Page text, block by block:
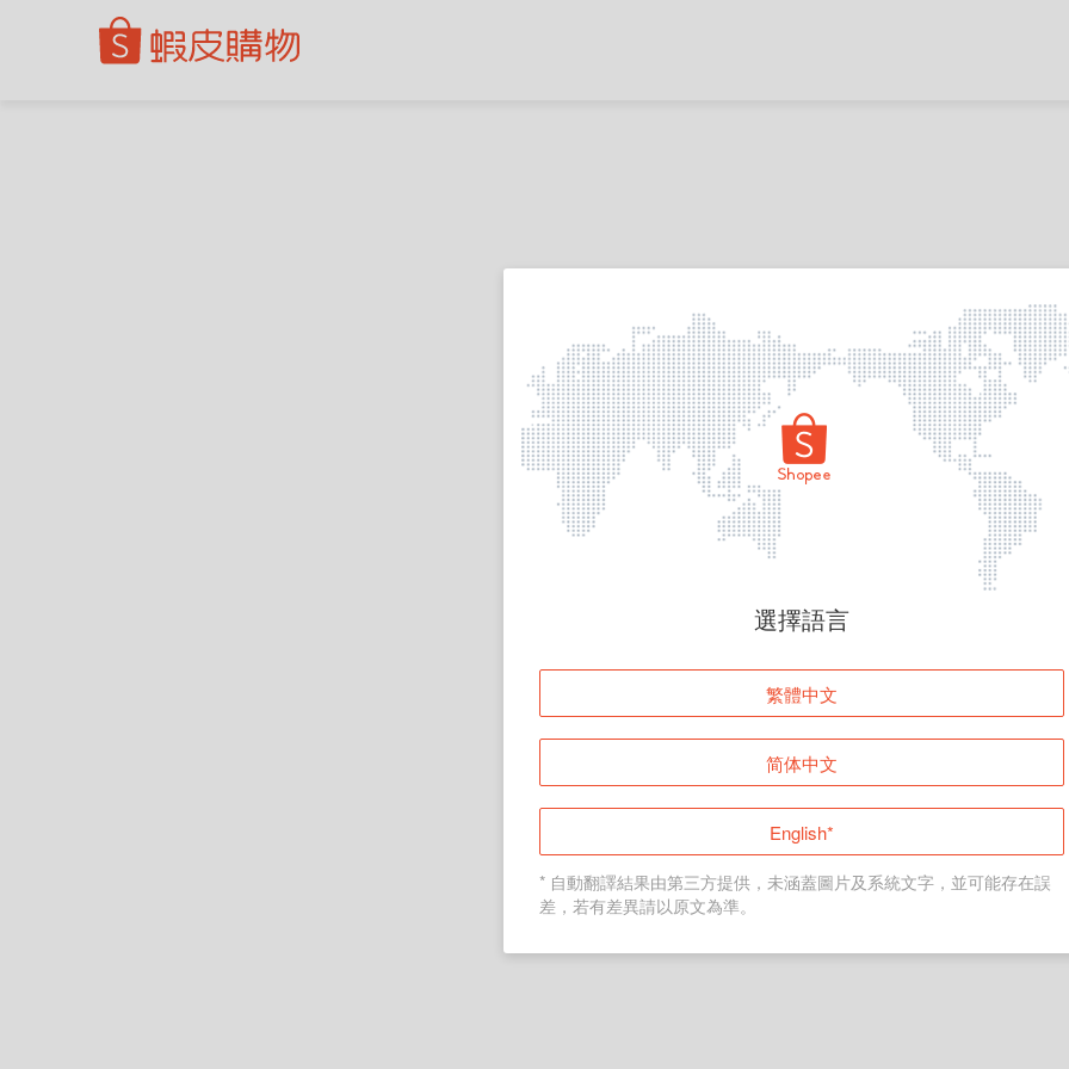
頁面無法顯示
登入
返回首頁
選擇語言
繁體中文
简体中文
English*
* 自動翻譯結果由第三方提供，未涵蓋圖片及系統文字，並可能存在誤
差，若有差異請以原文為準。